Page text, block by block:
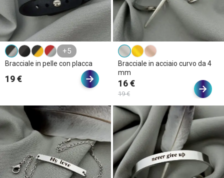
+5
Bracciale in pelle con placca
19 €
Bracciale in acciaio curvo da 4
mm
16 €
19 €